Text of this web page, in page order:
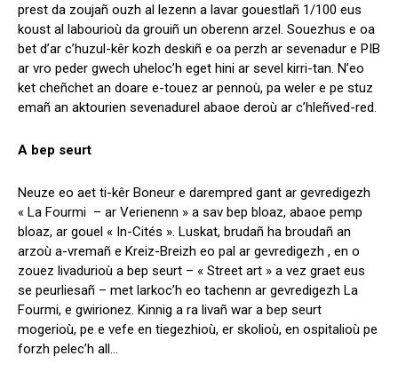
prest da zoujañ ouzh al lezenn a lavar gouestlañ 1/100 eus
koust al labourioù da grouiñ un oberenn arzel. Souezhus e oa
bet d’ar c’huzul-kêr kozh deskiñ e oa perzh ar sevenadur e PIB
ar vro peder gwech uheloc’h eget hini ar sevel kirri-tan. N’eo
ket cheñchet an doare e-touez ar pennoù, pa weler e pe stuz
emañ an aktourien sevenadurel abaoe deroù ar c’hleñved-red.
A bep seurt
Neuze eo aet ti-kêr Boneur e darempred gant ar gevredigezh
« La Fourmi – ar Verienenn » a sav bep bloaz, abaoe pemp
bloaz, ar gouel « In-Cités ». Luskat, brudañ ha broudañ an
arzoù a-vremañ e Kreiz-Breizh eo pal ar gevredigezh , en o
zouez livadurioù a bep seurt – « Street art » a vez graet eus
se peurliesañ – met larkoc’h eo tachenn ar gevredigezh La
Fourmi, e gwirionez. Kinnig a ra livañ war a bep seurt
mogerioù, pe e vefe en tiegezhioù, er skolioù, en ospitalioù pe
forzh pelec’h all…